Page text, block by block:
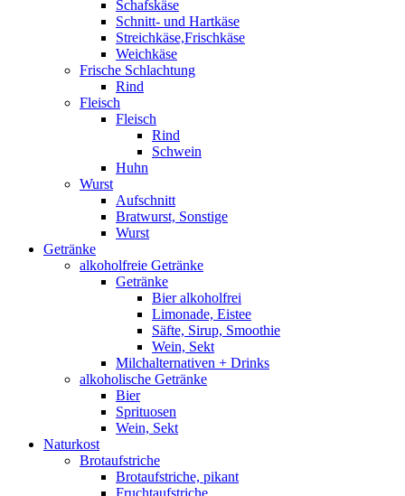
Schafskäse
Schnitt- und Hartkäse
Streichkäse,Frischkäse
Weichkäse
Frische Schlachtung
Rind
Fleisch
Fleisch
Rind
Schwein
Huhn
Wurst
Aufschnitt
Bratwurst, Sonstige
Wurst
Getränke
alkoholfreie Getränke
Getränke
Bier alkoholfrei
Limonade, Eistee
Säfte, Sirup, Smoothie
Wein, Sekt
Milchalternativen + Drinks
alkoholische Getränke
Bier
Sprituosen
Wein, Sekt
Naturkost
Brotaufstriche
Brotaufstriche, pikant
Fruchtaufstriche